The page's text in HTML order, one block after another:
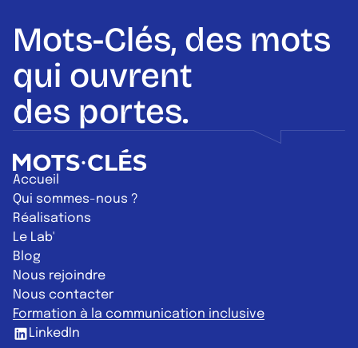
Mots-Clés, des mots
qui ouvrent
des portes.
Retour à l'accueil
Accueil
Qui sommes-nous ?
Réalisations
Le Lab'
Blog
Nous rejoindre
Nous contacter
Formation à la communication inclusive
LinkedIn